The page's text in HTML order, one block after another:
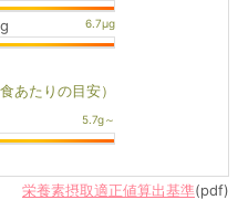
食あたりの目安）
栄養素摂取適正値算出基準(pdf)